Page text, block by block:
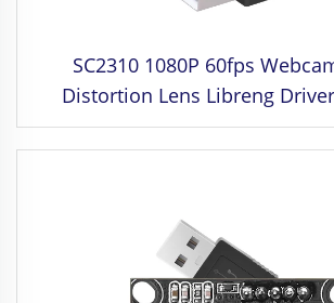
SC2310 1080P 60fps
Distortion Lens Libreng
Camera Module para